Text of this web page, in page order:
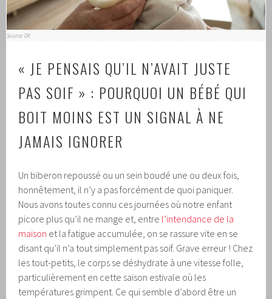
Source: DR
« JE PENSAIS QU’IL N’AVAIT JUSTE
PAS SOIF » : POURQUOI UN BÉBÉ QUI
BOIT MOINS EST UN SIGNAL À NE
JAMAIS IGNORER
Un biberon repoussé ou un sein boudé une ou deux fois,
honnêtement, il n’y a pas forcément de quoi paniquer.
Nous avons toutes connu ces journées où notre enfant
picore plus qu’il ne mange et, entre l’intendance de la
maison et la fatigue accumulée, on se rassure vite en se
disant qu’il n’a tout simplement pas soif. Grave erreur ! Chez
les tout-petits, le corps se déshydrate à une vitesse folle,
particulièrement en cette saison estivale où les
températures grimpent. Ce qui semble d’abord être un